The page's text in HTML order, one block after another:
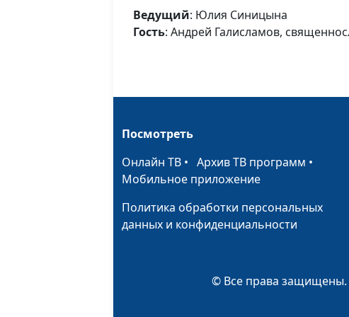
Ведущий: Юлия Синицына
Гость: Андрей Галисламов,
Посмотреть
Онлайн ТВ • Архив ТВ программ •
Мобильное приложение
Политика обработки персональных
данных и конфиденциальности
© Все права защищены.